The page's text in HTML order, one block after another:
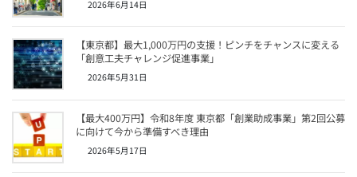
o
k
p
2026年6月14日
【東京都】最大1,000万円の支援！ピンチをチャンスに変える
「創意工夫チャレンジ促進事業」
2026年5月31日
【最大400万円】令和8年度 東京都「創業助成事業」第2回公募
に向けて今から準備すべき理由
2026年5月17日